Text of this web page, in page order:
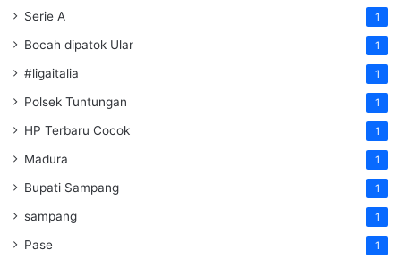
Serie A 1
Bocah dipatok Ular 1
#ligaitalia 1
Polsek Tuntungan 1
HP Terbaru Cocok 1
Madura 1
Bupati Sampang 1
sampang 1
Pase 1